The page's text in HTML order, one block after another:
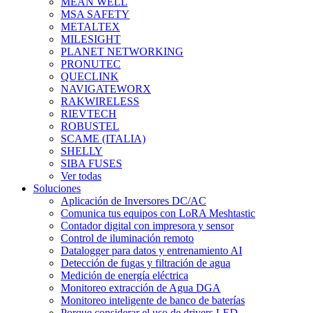
MSA SAFETY
METALTEX
MILESIGHT
PLANET NETWORKING
PRONUTEC
QUECLINK
NAVIGATEWORX
RAKWIRELESS
RIEVTECH
ROBUSTEL
SCAME (ITALIA)
SHELLY
SIBA FUSES
Ver todas
Soluciones
Aplicación de Inversores DC/AC
Comunica tus equipos con LoRA Meshtastic
Contador digital con impresora y sensor
Control de iluminación remoto
Datalogger para datos y entrenamiento AI
Detección de fugas y filtración de agua
Medición de energía eléctrica
Monitoreo extracción de Agua DGA
Monitoreo inteligente de banco de baterías